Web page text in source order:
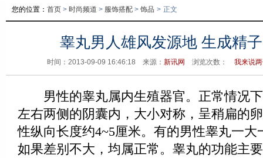
您的位置： 首页 > 时尚频道 > 服饰搭配 > 饰品 > 正文
睾丸男人雄风发源地 生成精
时间：2013-09-09 16:46:18 来源： 新讯网 浏览次数： 我来说
男性的睾丸属内生殖器官。正常情况下
左右两侧的阴囊内，大小对称，呈稍扁的
性纵向长度约4~5厘米。有的男性睾丸一大
如果差别不大，均属正常。睾丸的功能主